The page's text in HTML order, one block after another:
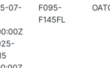
07-
F095-
F145FL